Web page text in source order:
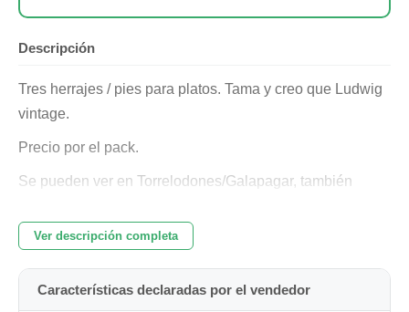
Descripción
Tres herrajes / pies para platos. Tama y creo que Ludwig
vintage.
Precio por el pack.
Se pueden ver en Torrelodones/Galapagar, también
Ver descripción completa
Características declaradas por el vendedor